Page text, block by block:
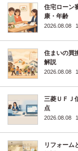
住宅ローン
康・年齢
2026.08.08
住まいの買
解説
2026.08.08
三菱ＵＦＪ
点
2026.08.08
リフォーム